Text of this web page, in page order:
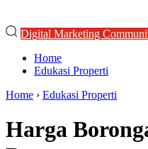
Digital Marketing
Home
Edukasi Properti
Home › Edukasi Properti
Harga